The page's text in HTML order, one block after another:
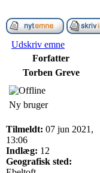
Udskriv emne
Forfatter
Torben Greve
Ny bruger
Tilmeldt: 07 jun 2021,
13:06
Indlæg: 12
Geografisk sted: